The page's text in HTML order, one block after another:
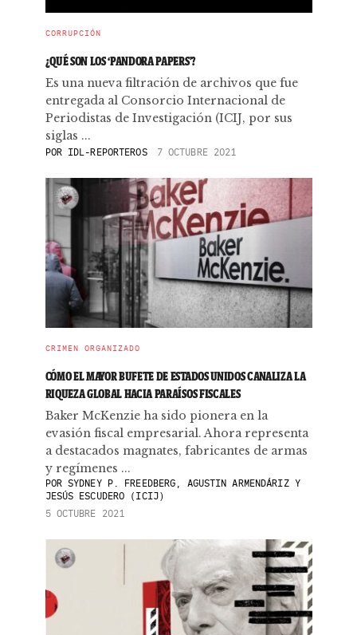
CORRUPCIÓN
¿QUÉ SON LOS ‘PANDORA PAPERS’?
Es una nueva filtración de archivos que fue
entregada al Consorcio Internacional de
Periodistas de Investigación (ICIJ, por sus
siglas ...
POR IDL-REPORTEROS 7 OCTUBRE 2021
CRIMEN ORGANIZADO
CÓMO EL MAYOR BUFETE DE ESTADOS UNIDOS CANALIZA LA
RIQUEZA GLOBAL HACIA PARAÍSOS FISCALES
Baker McKenzie ha sido pionera en la
evasión fiscal empresarial. Ahora representa
a destacados magnates, fabricantes de armas
y regímenes ...
PORSYDNEY P. FREEDBERG, AGUSTIN ARMENDÁRIZ Y
JESÚS ESCUDERO (ICIJ)
5 OCTUBRE 2021